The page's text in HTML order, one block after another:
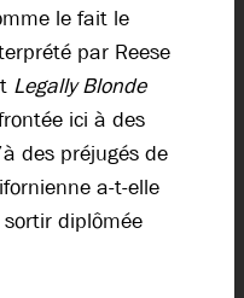
le fait le
par Reese
Legally Blonde
ici à des
des préjugés de
a-t-elle
diplômée